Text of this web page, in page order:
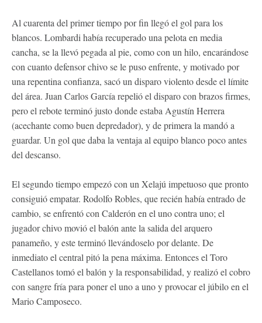
Al cuarenta del primer tiempo por fin llegó el gol para los
blancos. Lombardi había recuperado una pelota en media
cancha, se la llevó pegada al pie, como con un hilo, encarándose
con cuanto defensor chivo se le puso enfrente, y motivado por
una repentina confianza, sacó un disparo violento desde el límite
del área. Juan Carlos García repelió el disparo con brazos firmes,
pero el rebote terminó justo donde estaba Agustín Herrera
(acechante como buen depredador), y de primera la mandó a
guardar. Un gol que daba la ventaja al equipo blanco poco antes
del descanso.
El segundo tiempo empezó con un Xelajú impetuoso que pronto
consiguió empatar. Rodolfo Robles, que recién había entrado de
cambio, se enfrentó con Calderón en el uno contra uno; el
jugador chivo movió el balón ante la salida del arquero
panameño, y este terminó llevándoselo por delante. De
inmediato el central pitó la pena máxima. Entonces el Toro
Castellanos tomó el balón y la responsabilidad, y realizó el cobro
con sangre fría para poner el uno a uno y provocar el júbilo en el
Mario Camposeco.